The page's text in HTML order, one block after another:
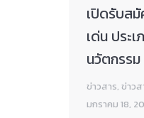
เปิดรับส
เด่น ประ
นวัตกรรม
ข่าวสาร, ข่าว
มกราคม 18,